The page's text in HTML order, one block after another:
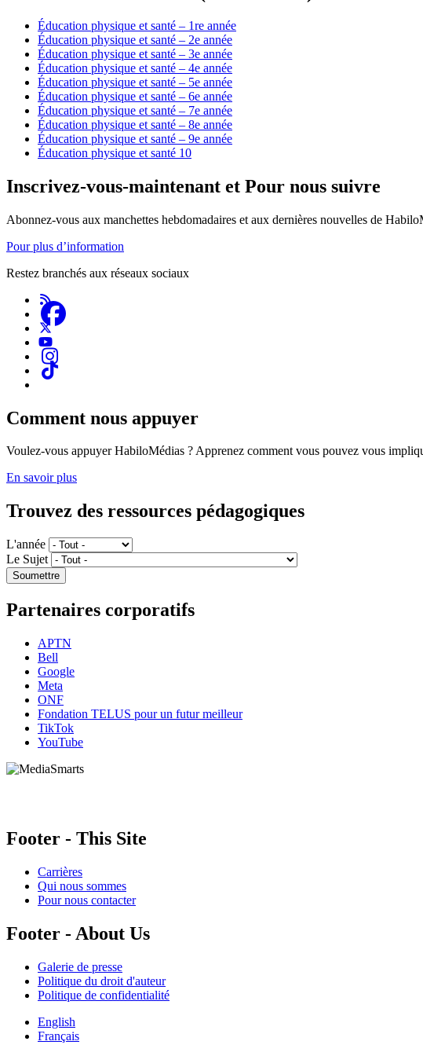
Éducation physique et santé – 1re année
Éducation physique et santé – 2e année
Éducation physique et santé – 3e année
Éducation physique et santé – 4e année
Éducation physique et santé – 5e année
Éducation physique et santé – 6e année
Éducation physique et santé – 7e année
Éducation physique et santé – 8e année
Éducation physique et santé – 9e année
Éducation physique et santé 10
Inscrivez-vous-maintenant et Pour nous suivre
Abonnez-vous aux manchettes hebdomadaires et aux dernières nouvelles de
Pour plus d’information
Restez branchés aux réseaux sociaux
Comment nous appuyer
Voulez-vous appuyer HabiloMédias ? Apprenez comment vous pouvez vous
En savoir plus
Trouvez des ressources pédagogiques
L'année
Le Sujet
Partenaires corporatifs
APTN
Bell
Google
Meta
ONF
Fondation TELUS pour un futur meilleur
TikTok
YouTube
Footer - This Site
Carrières
Qui nous sommes
Pour nous contacter
Footer - About Us
Galerie de presse
Politique du droit d'auteur
Politique de confidentialité
English
Français